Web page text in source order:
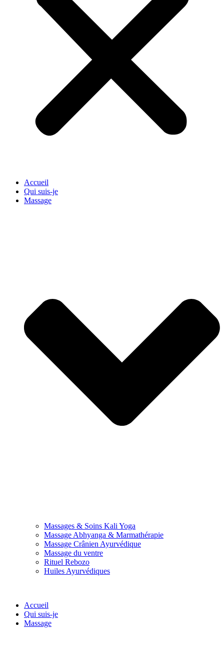
Accueil
Qui suis-je
Massage
Massages & Soins Kali Yoga
Massage Abhyanga & Marmathérapie
Massage Crânien Ayurvédique
Massage du ventre
Rituel Rebozo
Huiles Ayurvédiques
Accueil
Qui suis-je
Massage